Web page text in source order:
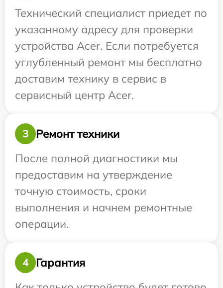
Технический специалист приедет по
указанному адресу для проверки
устройства Acer. Если потребуется
углубленный ремонт мы бесплатно
доставим технику в сервис в
сервисный центр Acer.
3
Ремонт техники
После полной диагностики мы
предоставим на утверждение
точную стоимость, сроки
выполнения и начнем ремонтные
операции.
4
Гарантия